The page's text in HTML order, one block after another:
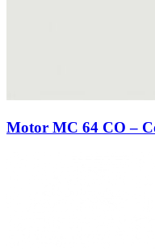
Motor MC 64 CO –